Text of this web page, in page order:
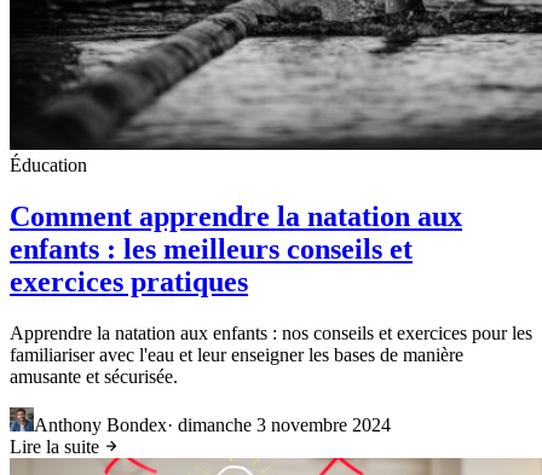
Éducation
Comment apprendre la natation aux
enfants : les meilleurs conseils et
exercices pratiques
Apprendre la natation aux enfants : nos conseils et exercices pour les
familiariser avec l'eau et leur enseigner les bases de manière
amusante et sécurisée.
Anthony Bondex· dimanche 3 novembre 2024
Lire la suite